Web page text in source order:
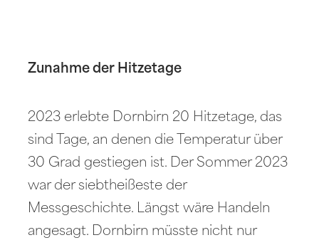
Zunahme der Hitzetage
2023 erlebte Dornbirn 20 Hitzetage, das
sind Tage, an denen die Temperatur über
30 Grad gestiegen ist. Der Sommer 2023
war der siebtheißeste der
Messgeschichte. Längst wäre Handeln
angesagt. Dornbirn müsste nicht nur